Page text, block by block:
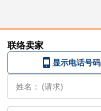
联络卖家
显示电话号码